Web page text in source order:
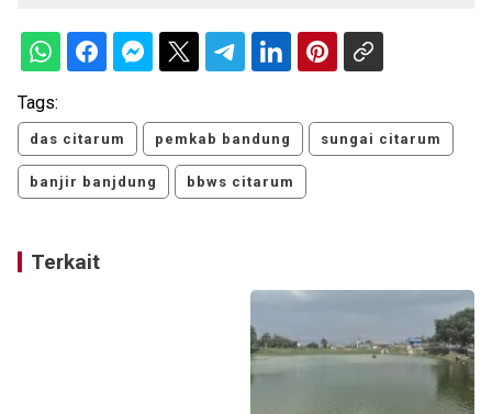
Tags:
das citarum pemkab bandung sungai citarum
banjir banjdung bbws citarum
Terkait